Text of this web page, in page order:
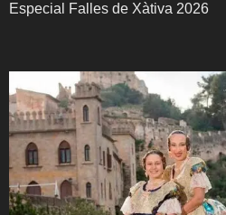
Especial Falles de Xàtiva 2026